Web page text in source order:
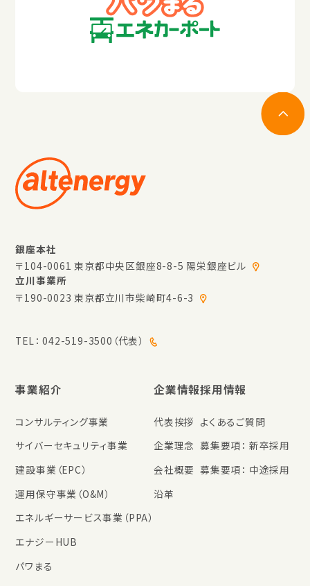
銀座本社
〒104-0061 東京都中央区銀座8-8-5 陽栄銀座ビル
立川事業所
〒190-0023 東京都立川市柴崎町4-6-3
TEL：042-519-3500（代表）
事業紹介
コンサルティング事業
サイバーセキュリティ事業
建設事業（EPC）
運用保守事業（O&M）
エネルギーサービス事業（PPA）
エナジーHUB
パワまる
企業情報
代表挨拶
企業理念
会社概要
沿革
採用情報
よくあるご質問
募集要項： 新卒採用
募集要項： 中途採用